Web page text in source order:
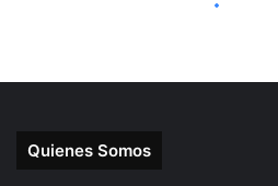
Quienes Somos